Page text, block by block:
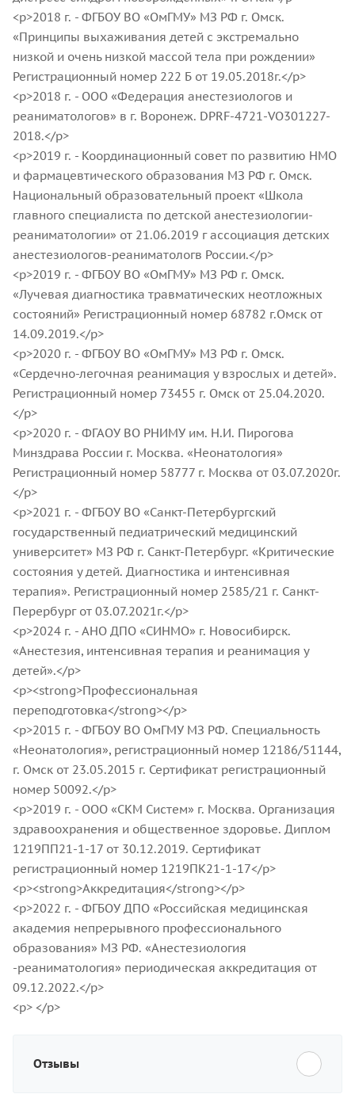
<p>2018 г. - ФГБОУ ВО «ОмГМУ» МЗ РФ г. Омск.
«Принципы выхаживания детей с экстремально
низкой и очень низкой массой тела при рождении»
Регистрационный номер 222 Б от 19.05.2018г.</p>
<p>2018 г. - ООО «Федерация анестезиологов и
реаниматологов» в г. Воронеж. DPRF-4721-VO301227-
2018.</p>
<p>2019 г. - Координационный совет по развитию НМО
и фармацевтического образования МЗ РФ г. Омск.
Национальный образовательный проект «Школа
главного специалиста по детской анестезиологии-
реаниматологии» от 21.06.2019 г ассоциация детских
анестезиологов-реаниматологв России.</p>
<p>2019 г. - ФГБОУ ВО «ОмГМУ» МЗ РФ г. Омск.
«Лучевая диагностика травматических неотложных
состояний» Регистрационный номер 68782 г.Омск от
14.09.2019.</p>
<p>2020 г. - ФГБОУ ВО «ОмГМУ» МЗ РФ г. Омск.
«Сердечно-легочная реанимация у взрослых и детей».
Регистрационный номер 73455 г. Омск от 25.04.2020.
</p>
<p>2020 г. - ФГАОУ ВО РНИМУ им. Н.И. Пирогова
Минздрава России г. Москва. «Неонатология»
Регистрационный номер 58777 г. Москва от 03.07.2020г.
</p>
<p>2021 г. - ФГБОУ ВО «Санкт-Петербургский
государственный педиатрический медицинский
университет» МЗ РФ г. Санкт-Петербург. «Критические
состояния у детей. Диагностика и интенсивная
терапия». Регистрационный номер 2585/21 г. Санкт-
Перербург от 03.07.2021г.</p>
<p>2024 г. - АНО ДПО «СИНМО» г. Новосибирск.
«Анестезия, интенсивная терапия и реанимация у
детей».</p>
<p><strong>Профессиональная
переподготовка</strong></p>
<p>2015 г. - ФГБОУ ВО ОмГМУ МЗ РФ. Специальность
«Неонатология», регистрационный номер 12186/51144,
г. Омск от 23.05.2015 г. Сертификат регистрационный
номер 50092.</p>
<p>2019 г. - ООО «СКМ Систем» г. Москва. Организация
здравоохранения и общественное здоровье. Диплом
1219ПП21-1-17 от 30.12.2019. Сертификат
регистрационный номер 1219ПК21-1-17</p>
<p><strong>Аккредитация</strong></p>
<p>2022 г. - ФГБОУ ДПО «Российская медицинская
академия непрерывного профессионального
образования» МЗ РФ. «Анестезиология
-реаниматология» периодическая аккредитация от
09.12.2022.</p>
<p> </p>
Отзывы